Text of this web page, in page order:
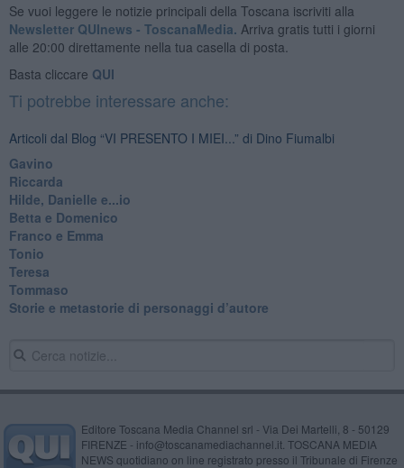
Se vuoi leggere le notizie principali della Toscana iscriviti alla
Newsletter QUInews - ToscanaMedia. Arriva gratis tutti i giorni
alle 20:00 direttamente nella tua casella di posta.
Basta cliccare QUI
Ti potrebbe interessare anche:
Articoli dal Blog “VI PRESENTO I MIEI...” di Dino Fiumalbi
Gavino
Riccarda
Hilde, Danielle e...io
Betta e Domenico
​Franco e Emma
Tonio
Teresa
Tommaso
​Storie e metastorie di personaggi d’autore
Editore Toscana Media Channel srl - Via Dei Martelli, 8 - 50129
FIRENZE - info@toscanamediachannel.it. TOSCANA MEDIA
NEWS quotidiano on line registrato presso il Tribunale di Firenze